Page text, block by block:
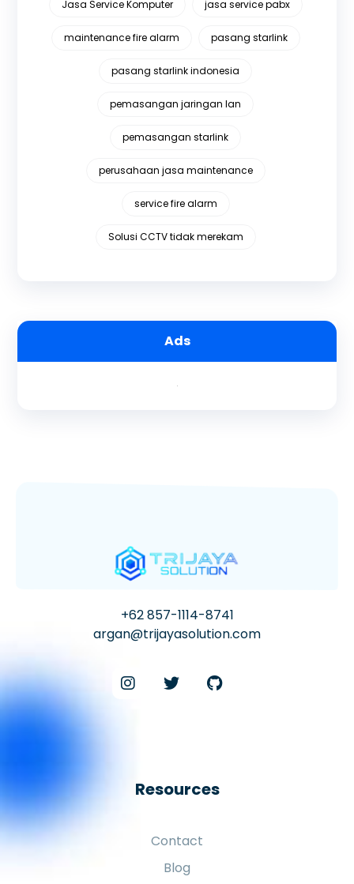
Jasa Service Komputer jasa service pabx
maintenance fire alarm pasang starlink
pasang starlink indonesia
pemasangan jaringan lan
pemasangan starlink
perusahaan jasa maintenance
service fire alarm
Solusi CCTV tidak merekam
Ads
+62 857-1114-8741
argan@trijayasolution.com
Resources
Contact
Blog